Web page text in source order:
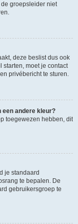
groepsleider niet
deze beslist dus ook
starten, moet je contact
privébericht te sturen.
andere kleur?
toegewezen hebben, dit
je standaard
te bepalen. De
gebruikersgroep te